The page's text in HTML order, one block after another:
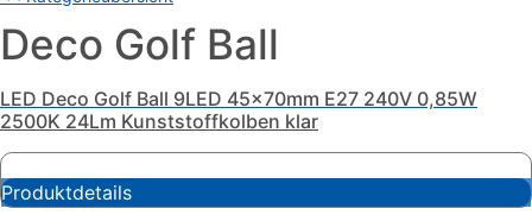
Deco Golf Ball
LED Deco Golf Ball 9LED 45x70mm E27 240V 0,85W
2500K 24Lm Kunststoffkolben klar
Produktdetails